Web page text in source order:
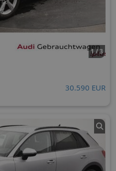
1 / 3
30.590 EUR